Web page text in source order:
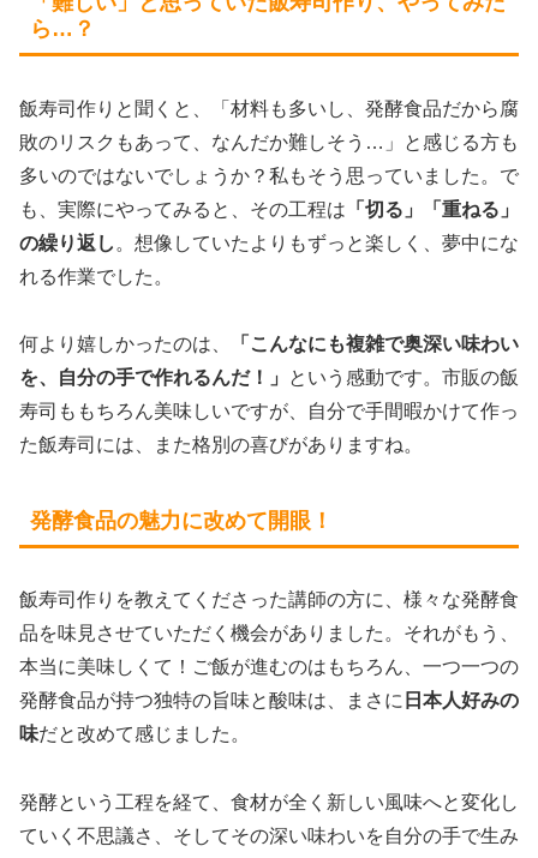
ら…？
飯寿司作りと聞くと、「材料も多いし、発酵食品だから腐
敗のリスクもあって、なんだか難しそう…」と感じる方も
多いのではないでしょうか？私もそう思っていました。で
も、実際にやってみると、その工程は 「切る」「重ねる」
の繰り返し 。想像していたよりもずっと楽しく、夢中にな
れる作業でした。
何より嬉しかったのは、
「こんなにも複雑で奥深い味わい
を、自分の手で作れるんだ！」
という感動です。市販の飯
寿司ももちろん美味しいですが、自分で手間暇かけて作っ
た飯寿司には、また格別の喜びがありますね。
発酵食品の魅力に改めて開眼！
飯寿司作りを教えてくださった講師の方に、様々な発酵食
品を味見させていただく機会がありました。それがもう、
本当に美味しくて！ご飯が進むのはもちろん、一つ一つの
発酵食品が持つ独特の旨味と酸味は、まさに 日本人好みの
味だと改めて感じました。
発酵という工程を経て、食材が全く新しい風味へと変化し
ていく不思議さ、そしてその深い味わいを自分の手で生み